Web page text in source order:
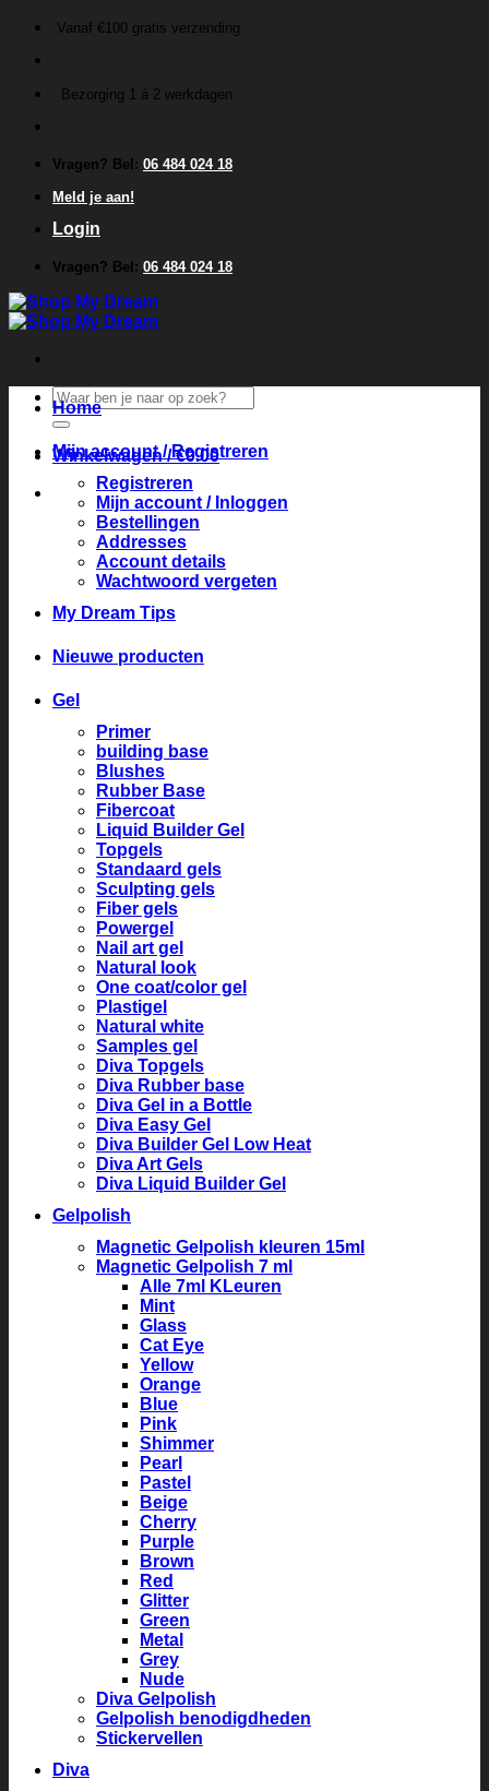
inhoud
Vanaf €100 gratis verzending
Bezorging 1 á 2 werkdagen
Vragen? Bel: 06 484 024 18
Meld je aan!
Login
Vragen? Bel: 06 484 024 18
Zoeken
naar:
Winkelwagen /€0.00
Home
Mijn account / Registreren
Registreren
Mijn account / Inloggen
Bestellingen
Addresses
Account details
Wachtwoord vergeten
My Dream Tips
Nieuwe producten
Gel
Primer
building base
Blushes
Rubber Base
Fibercoat
Liquid Builder Gel
Topgels
Standaard gels
Sculpting gels
Fiber gels
Powergel
Nail art gel
Natural look
One coat/color gel
Plastigel
Natural white
Samples gel
Diva Topgels
Diva Rubber base
Diva Gel in a Bottle
Diva Easy Gel
Diva Builder Gel Low Heat
Diva Art Gels
Diva Liquid Builder Gel
Gelpolish
Magnetic Gelpolish kleuren 15ml
Magnetic Gelpolish 7 ml
Alle 7ml KLeuren
Mint
Glass
Cat Eye
Yellow
Orange
Blue
Pink
Shimmer
Pearl
Pastel
Beige
Cherry
Purple
Brown
Red
Glitter
Green
Metal
Grey
Nude
Diva Gelpolish
Gelpolish benodigdheden
Stickervellen
Diva